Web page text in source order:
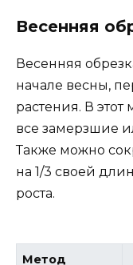
Весенняя
Весенняя
начале весны,
растения. В
все замерзшие
Также можно
на 1/3 своей
роста.
Метод